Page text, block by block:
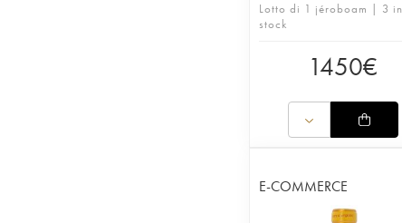
Lotto di 1 jéroboam | 3 in
stock
1450€
E-COMMERCE